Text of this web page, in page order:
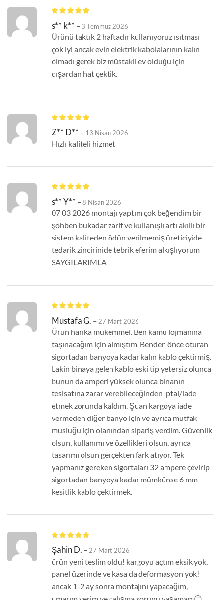
s** k** – 3 Temmuz 2026
Ürünü taktık 2 haftadır kullanıyoruz ısıtması
çok iyi ancak evin elektrik kabolalarının kalın
olmadı gerek biz müstakil ev olduğu için
dışardan hat çektik.
Z** D** – 13 Nisan 2026
Hızlı kaliteli hizmet
s** Y** –8 Nisan 2026
07 03 2026 montajı yaptım çok beğendim bir
şohben bukadar zarif ve kullanışlı artı akıllı bir
sistem kaliteden ödün verilmemiş üreticiyide
tedarik zincirinide tebrik eferim alkışlıyorum
SAYGILARIMLA
Mustafa G. – 27 Mart 2026
Ürün harika mükemmel. Ben kamu lojmanına
taşınacağım için almıştım. Benden önce oturan
sigortadan banyoya kadar kalın kablo çektirmiş.
Lakin binaya gelen kablo eski tip yetersiz olunca
bunun da amperi yüksek olunca binanın
tesisatına zarar verebileceğinden iptal/iade
etmek zorunda kaldım. Şuan kargoya iade
vermeden diğer banyo için ve ayrıca mutfak
musluğu için olanından sipariş verdim. Güvenlik
olsun, kullanımı ve özellikleri olsun, ayrıca
tasarımı olsun gerçekten fark atıyor. Tek
yapmanız gereken sigortaları 32 ampere çevirip
sigortadan banyoya kadar mümkünse 6 mm
kesitlik kablo çektirmek.
Şahin D. –27 Mart 2026
ürün yeni teslim oldu! kargoyu açtım eksik yok,
panel üzerinde ve kasa da deformasyon yok!
ancak 1-2 ay sonra montajını yapacağım,